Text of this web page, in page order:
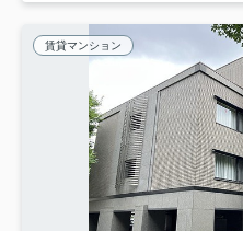
賃貸マンション